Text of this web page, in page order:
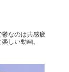
なのは共感疲
しい動画。